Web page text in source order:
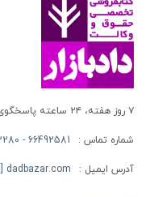
۷ روز هفته، ۲۴ ساعته پاسخگوی شما هستیم
شماره تماس : 66492581 - 66413280 (021)
آدرس ایمیل : dadbazar.com